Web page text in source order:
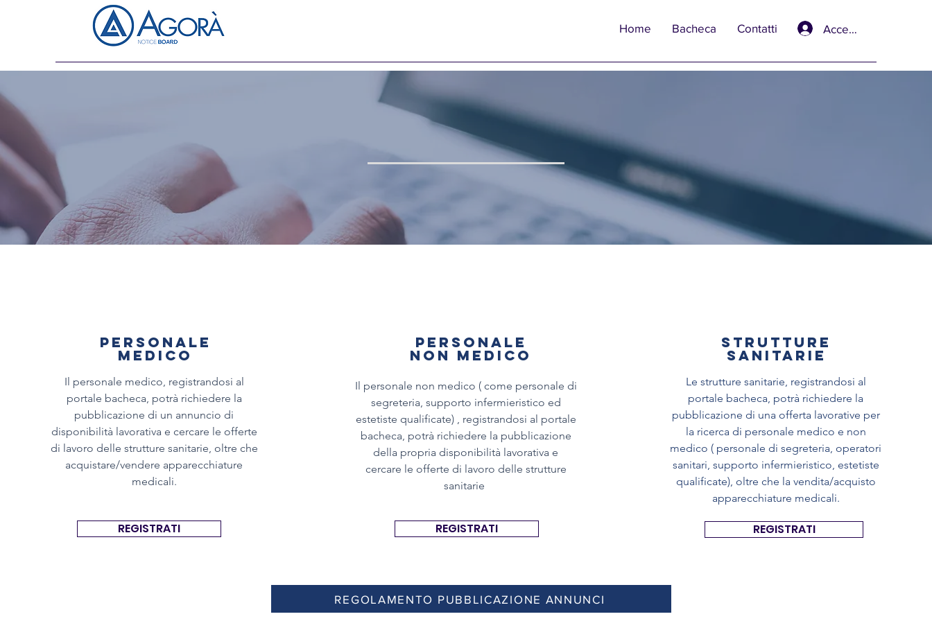
Home Bacheca Contatti Accedi
BACHECA RISERVATA
PERSONALE
MEDICO
Il personale medico, registrandosi al
portale bacheca, potrà richiedere la
pubblicazione di un annuncio di
disponibilità lavorativa e cercare le offerte
di lavoro delle strutture sanitarie, oltre che
acquistare/vendere apparecchiature
medicali.
REGISTRATI
PERSONALE
NON MEDICO
Il personale non medico ( come personale di
segreteria, supporto infermieristico ed
estetiste qualificate) , registrandosi al portale
bacheca, potrà richiedere la pubblicazione
della propriadisponibilità lavorativa e
cercare le offerte di lavoro delle strutture
sanitarie
REGISTRATI
STRUTTURE
SANITARIE
Le strutture sanitarie, registrandosi al
portale bacheca, potrà richiedere la
pubblicazione di una offerta lavorative per
la ricerca di personale medico e non
medico ( personale di segreteria, operatori
sanitari, supporto infermieristico, estetiste
qualificate), oltre che la vendita/acquisto
apparecchiature medicali.
REGISTRATI
REGOLAMENTO PUBBLICAZIONE ANNUNCI